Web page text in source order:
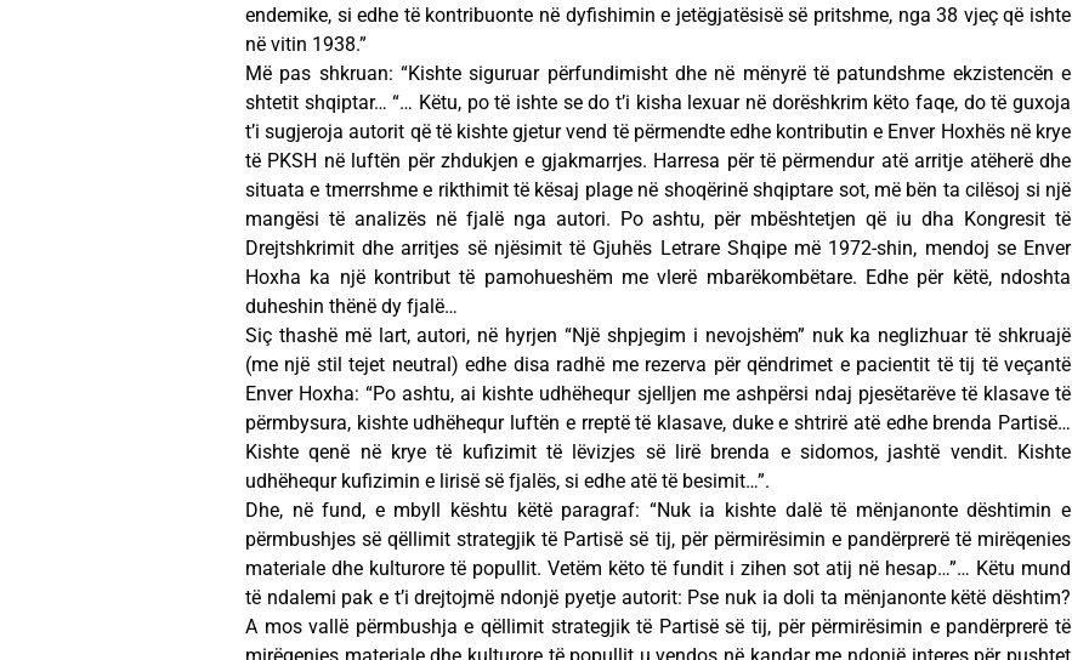
endemike, si edhe të kontribuonte në dyfishimin e jetëgjatësisë së pritshme, nga 38 vjeç që ishte
në vitin 1938.”
Më pas shkruan: “Kishte siguruar përfundimisht dhe në mënyrë të patundshme ekzistencën e
shtetit shqiptar… “… Këtu, po të ishte se do t’i kisha lexuar në dorëshkrim këto faqe, do të guxoja
t’i sugjeroja autorit që të kishte gjetur vend të përmendte edhe kontributin e Enver Hoxhës në krye
të PKSH në luftën për zhdukjen e gjakmarrjes. Harresa për të përmendur atë arritje atëherë dhe
situata e tmerrshme e rikthimit të kësaj plage në shoqërinë shqiptare sot, më bën ta cilësoj si një
mangësi të analizës në fjalë nga autori. Po ashtu, për mbështetjen që iu dha Kongresit të
Drejtshkrimit dhe arritjes së njësimit të Gjuhës Letrare Shqipe më 1972-shin, mendoj se Enver
Hoxha ka një kontribut të pamohueshëm me vlerë mbarëkombëtare. Edhe për këtë, ndoshta
duheshin thënë dy fjalë…
Siç thashë më lart, autori, në hyrjen “Një shpjegim i nevojshëm” nuk ka neglizhuar të shkruajë
(me një stil tejet neutral) edhe disa radhë me rezerva për qëndrimet e pacientit të tij të veçantë
Enver Hoxha: “Po ashtu, ai kishte udhëhequr sjelljen me ashpërsi ndaj pjesëtarëve të klasave të
përmbysura, kishte udhëhequr luftën e rreptë të klasave, duke e shtrirë atë edhe brenda Partisë…
Kishte qenë në krye të kufizimit të lëvizjes së lirë brenda e sidomos, jashtë vendit. Kishte
udhëhequr kufizimin e lirisë së fjalës, si edhe atë të besimit…”.
Dhe, në fund, e mbyll kështu këtë paragraf: “Nuk ia kishte dalë të mënjanonte dështimin e
përmbushjes së qëllimit strategjik të Partisë së tij, për përmirësimin e pandërprerë të mirëqenies
materiale dhe kulturore të popullit. Vetëm këto të fundit i zihen sot atij në hesap…”… Këtu mund
të ndalemi pak e t’i drejtojmë ndonjë pyetje autorit: Pse nuk ia doli ta mënjanonte këtë dështim?
A mos vallë përmbushja e qëllimit strategjik të Partisë së tij, për përmirësimin e pandërprerë të